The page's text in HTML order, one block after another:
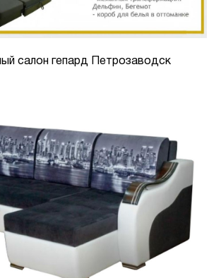
салон гепард Петрозаводск